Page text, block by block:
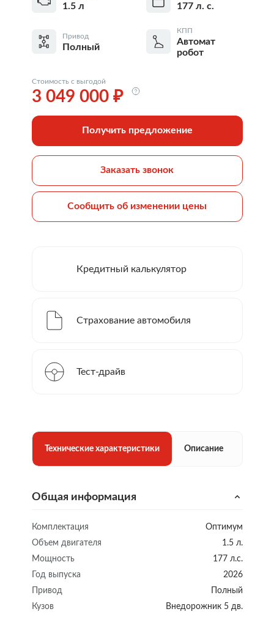
1.5 л 177 л. с.
Привод
Полный
КПП
Автомат
робот
Стоимость с выгодой
3 049 000 ₽
Получить предложение
Заказать звонок
Сообщить об изменении цены
Кредитный калькулятор
Страхование автомобиля
Тест-драйв
Технические характеристики Описание
Общая информация
Комплектация
Оптимум
Объем двигателя
1.5 л.
Мощность
177 л.с.
Год выпуска
2026
Привод
Полный
Кузов
Внедорожник 5 дв.